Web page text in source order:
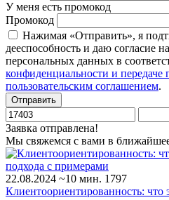
У меня есть промокод
Промокод
Нажимая «Отправить», я
дееспособность и даю согласие
персональных данных в
конфиденциальности и
пользовательским соглашением.
Отправить
Заявка отправлена!
Мы свяжемся с вами в
22.08.2024 ~10 мин. 1797
Клиентоориентированность: что